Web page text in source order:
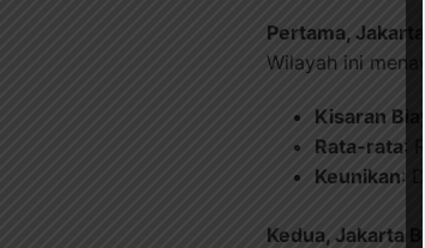
Pertama,
Wilayah ini
Kisaran
Rata-rata:
Keunikan:
Kedua, Jakarta